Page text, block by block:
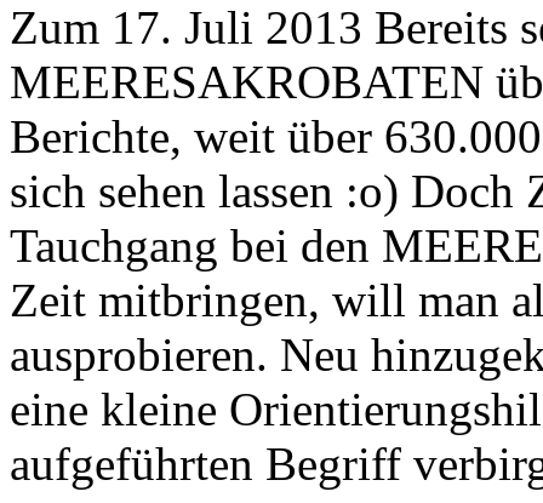
Zum 17. Juli 2013 Bereits
MEERESAKROBATEN
Berichte, weit über
sich sehen lassen :o)
Tauchgang bei den
Zeit mitbringen, will man
ausprobieren. Neu
eine kleine
aufgeführten Begriff